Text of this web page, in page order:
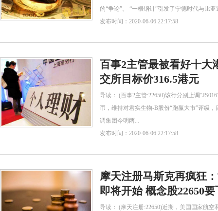
的“争论”。 “一根钢针”引发了宁德时代与比亚
发布时间：2020-06-06 22:17:58
百事2主管最被看好十大
交所目标价316.5港元
导读： (百事2主管:22650)该行分别上调
币，维持对君实生物-B股份“跑赢大市”评级
调集团今明两...
发布时间：2020-06-06 22:17:58
摩天注册马斯克再疯狂
即将开始 概念股22650
导读： (摩天注册:22650)近期，美国国家航